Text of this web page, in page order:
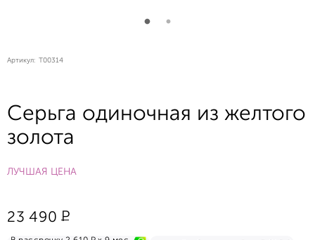
Артикул: T00314
Серьга одиночная из желтого
золота
ЛУЧШАЯ ЦЕНА
23 490 Р